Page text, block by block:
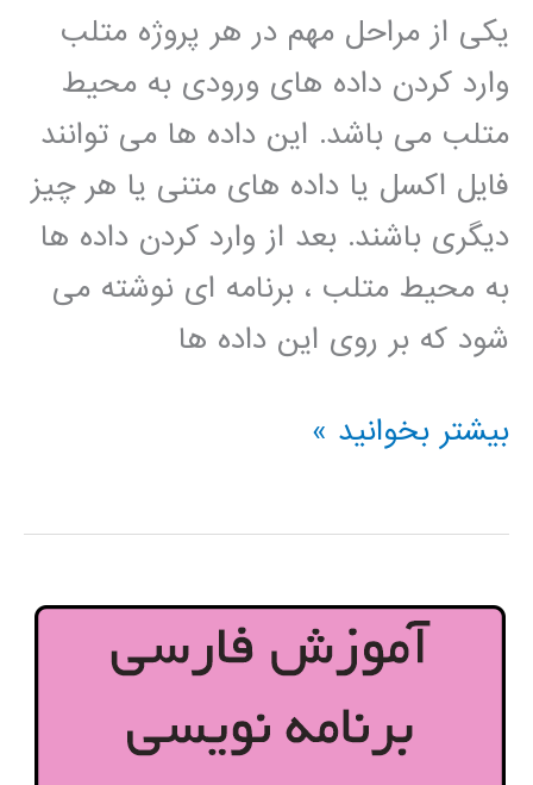
یکی از مراحل مهم در هر پروژه متلب
وارد کردن داده های ورودی به محیط
متلب می باشد. این داده ها می توانند
فایل اکسل یا داده های متنی یا هر چیز
دیگری باشند. بعد از وارد کردن داده ها
به محیط متلب ، برنامه ای نوشته می
شود که بر روی این داده ها
فیلم
وارد
بیشتر بخوانید »